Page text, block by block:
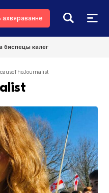
ахвяраванне
бяспецы калег